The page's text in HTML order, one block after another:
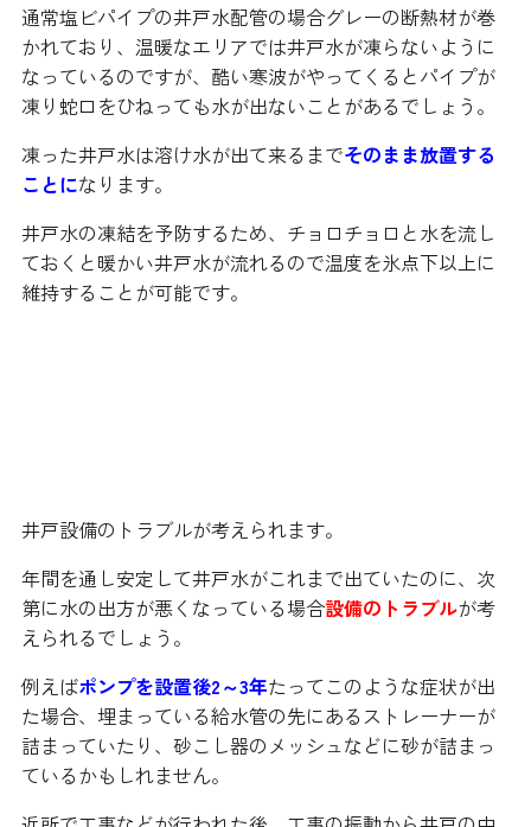
通常塩ビパイプの井戸水配管の場合グレーの断熱材が巻
かれており、温暖なエリアでは井戸水が凍らないように
なっているのですが、酷い寒波がやってくるとパイプが
凍り蛇口をひねっても水が出ないことがあるでしょう。
凍った井戸水は溶け水が出て来るまでそのまま放置する
ことになります。
井戸水の凍結を予防するため、チョロチョロと水を流し
ておくと暖かい井戸水が流れるので温度を氷点下以上に
維持することが可能です。
井戸設備のトラブルが考えられます。
年間を通し安定して井戸水がこれまで出ていたのに、次
第に水の出方が悪くなっている場合設備のトラブルが考
えられるでしょう。
例えばポンプを設置後2～3年たってこのような症状が出
た場合、埋まっている給水管の先にあるストレーナーが
詰まっていたり、砂こし器のメッシュなどに砂が詰まっ
ているかもしれません。